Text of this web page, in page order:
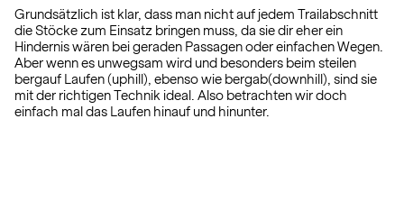
Grundsätzlich ist klar, dass man nicht auf jedem Trailabschnitt
die Stöcke zum Einsatz bringen muss, da sie dir eher ein
Hindernis wären bei geraden Passagen oder einfachen Wegen.
Aber wenn es unwegsam wird und besonders beim steilen
bergauf Laufen (uphill), ebenso wie bergab(downhill), sind sie
mit der richtigen Technik ideal. Also betrachten wir doch
einfach mal das Laufen hinauf und hinunter.